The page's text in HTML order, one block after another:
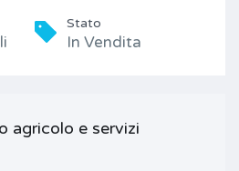
Stato
In Vendita
agricolo e servizi